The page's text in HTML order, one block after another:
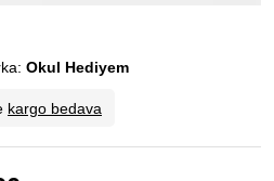
Okul Hediyem
kargo bedava